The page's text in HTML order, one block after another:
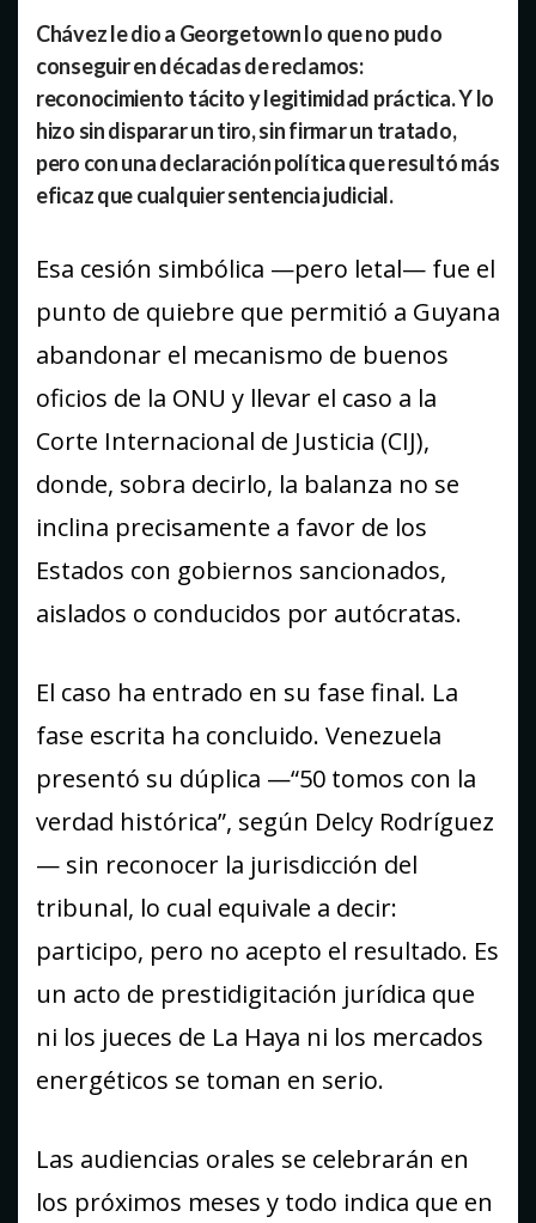
Chávez le dio a Georgetown lo que no pudo
conseguir en décadas de reclamos:
reconocimiento tácito y legitimidad práctica. Y lo
hizo sin disparar un tiro, sin firmar un tratado,
pero con una declaración política que resultó más
eficaz que cualquier sentencia judicial.
Esa cesión simbólica —pero letal— fue el
punto de quiebre que permitió a Guyana
abandonar el mecanismo de buenos
oficios de la ONU y llevar el caso a la
Corte Internacional de Justicia (CIJ),
donde, sobra decirlo, la balanza no se
inclina precisamente a favor de los
Estados con gobiernos sancionados,
aislados o conducidos por autócratas.
El caso ha entrado en su fase final. La
fase escrita ha concluido. Venezuela
presentó su dúplica —“50 tomos con la
verdad histórica”, según Delcy Rodríguez
— sin reconocer la jurisdicción del
tribunal, lo cual equivale a decir:
participo, pero no acepto el resultado. Es
un acto de prestidigitación jurídica que
ni los jueces de La Haya ni los mercados
energéticos se toman en serio.
Las audiencias orales se celebrarán en
los próximos meses y todo indica que en